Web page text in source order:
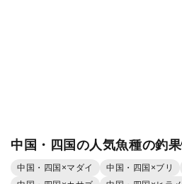
中国・四国の人気魚種の釣
中国・四国×マダイ 中国・四国×ブリ